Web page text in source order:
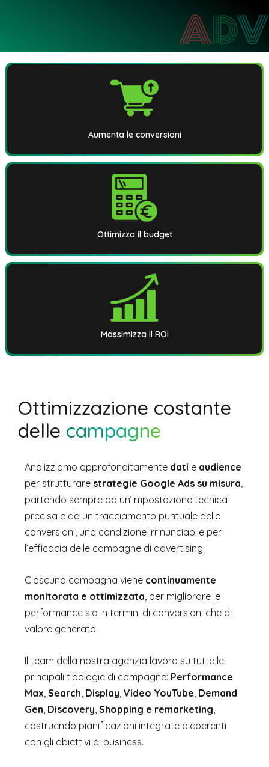
Aumenta le conversioni
Ottimizza il budget
Massimizza il ROI
Ottimizzazione costante
delle campagne
Analizziamo approfonditamente dati e audience
per strutturare strategie Google Ads su misura,
partendo sempre da un’impostazione tecnica
precisa e da un tracciamento puntuale delle
conversioni, una condizione irrinunciabile per
l’efficacia delle campagne di advertising.
Ciascuna campagna viene continuamente
monitorata e ottimizzata, per migliorare le
performance sia in termini di conversioni che di
valore generato.
Il team della nostra agenzia lavora su tutte le
principali tipologie di campagne: Performance
Max, Search, Display, Video YouTube, Demand
Gen, Discovery, Shopping e remarketing,
costruendo pianificazioni integrate e coerenti
con gli obiettivi di business.